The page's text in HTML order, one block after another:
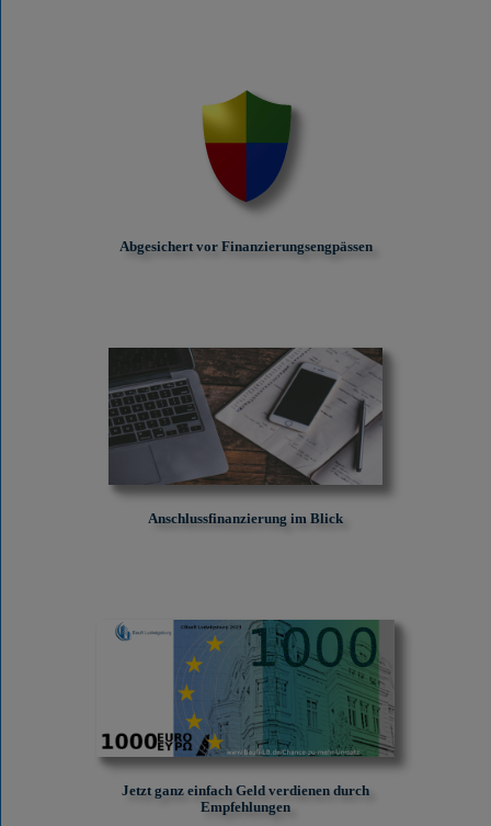
Abgesichert vor Finanzierungs­engpässen
Anschlussfinanzierung im Blick
Jetzt ganz einfach Geld verdienen durch
Empfehlungen